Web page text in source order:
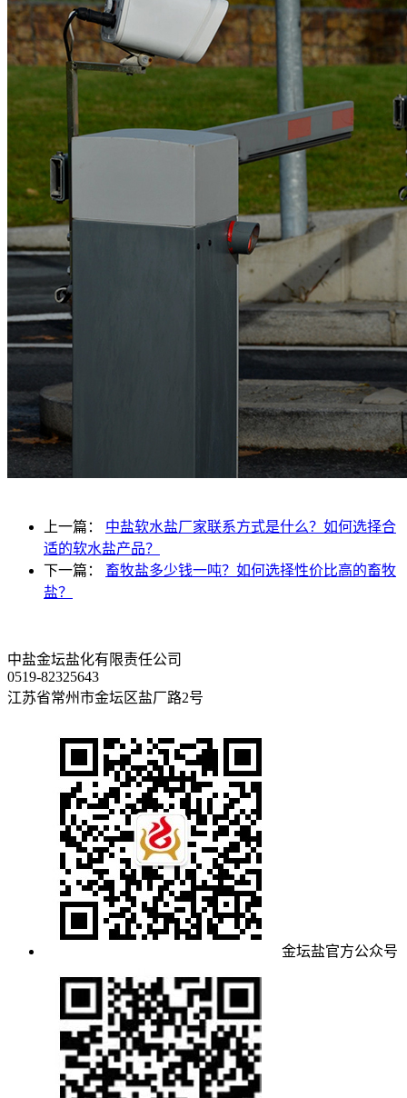
上一篇： 中盐软水盐厂家联系方式是什么？如何选择合
适的软水盐产品？
下一篇： 畜牧盐多少钱一吨？如何选择性价比高的畜牧
盐？
中盐金坛盐化有限责任公司
0519-82325643
江苏省常州市金坛区盐厂路2号
金坛盐官方公众号